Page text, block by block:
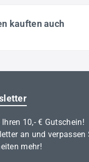
kauften auch
10,- € Gutschein!
an und verpassen
mehr!